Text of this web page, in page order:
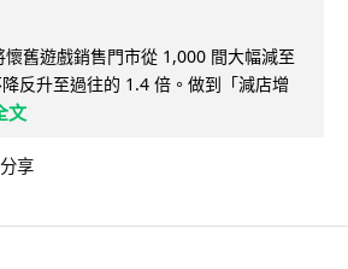
懷舊遊戲銷售門市從 1,000 間大幅減至
反升至過往的 1.4 倍。做到「減店增
文
分享